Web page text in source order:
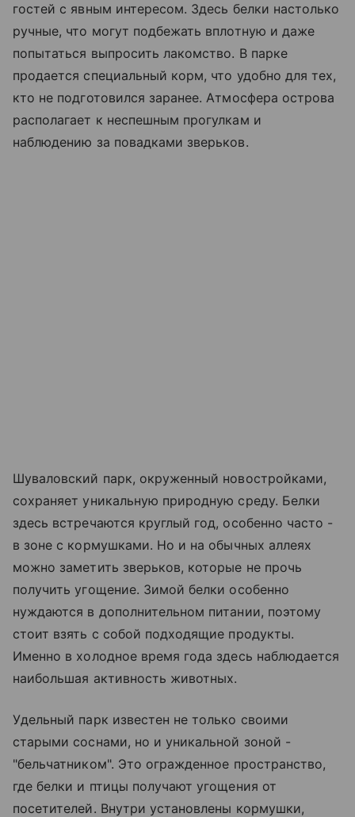
гостей с явным интересом. Здесь белки настолько
ручные, что могут подбежать вплотную и даже
попытаться выпросить лакомство. В парке
продается специальный корм, что удобно для тех,
кто не подготовился заранее. Атмосфера острова
располагает к неспешным прогулкам и
наблюдению за повадками зверьков.
Шуваловский парк, окруженный новостройками,
сохраняет уникальную природную среду. Белки
здесь встречаются круглый год, особенно часто -
в зоне с кормушками. Но и на обычных аллеях
можно заметить зверьков, которые не прочь
получить угощение. Зимой белки особенно
нуждаются в дополнительном питании, поэтому
стоит взять с собой подходящие продукты.
Именно в холодное время года здесь наблюдается
наибольшая активность животных.
Удельный парк известен не только своими
старыми соснами, но и уникальной зоной -
"бельчатником". Это огражденное пространство,
где белки и птицы получают угощения от
посетителей. Внутри установлены кормушки,